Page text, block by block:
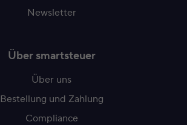
Newsletter
Über smartsteuer
Über uns
Bestellung und Zahlung
Compliance